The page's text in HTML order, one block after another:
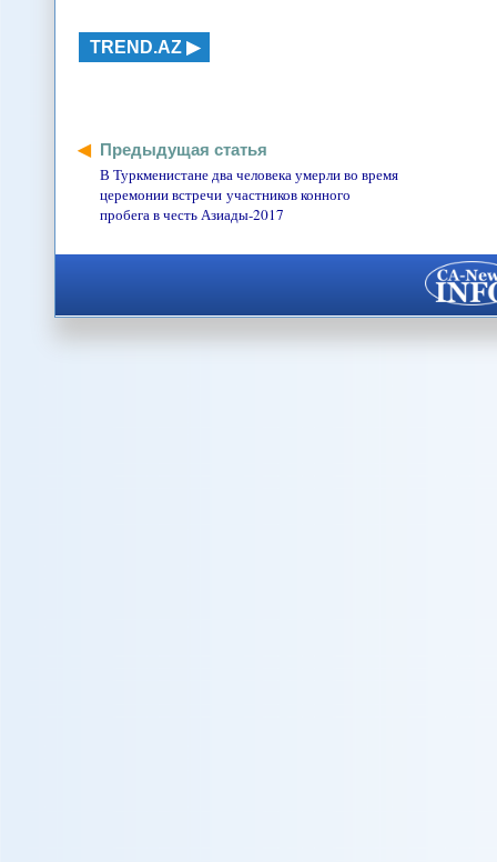
TREND.AZ
Предыдущая статья
В Туркменистане два человека умерли во время
церемонии встречи участников конного
пробега в честь Азиады-2017